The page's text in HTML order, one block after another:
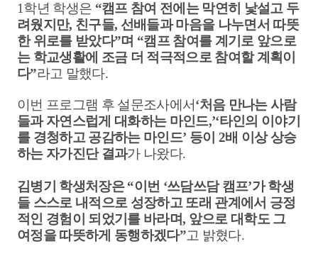
1학년 학생은 “캠프 참여 전에는 막연히 낯설고 두
려웠지만, 친구들, 선배들과 마음을 나누면서 따뜻
한 위로를 받았다”며 “캠프 참여를 계기로 앞으로
는 학교생활에 조금 더 적극적으로 참여할 계획이
다”라고 말했다.
이번 프로그램 후 설문조사에서‘처음 만나는 사람
들과 자연스럽게 대화하는 마인드,’‘타인의 이야기
를 경청하고 공감하는 마인드’ 등이 2배 이상 상승
하는 자가진단 결과가 나왔다.
김병기 학생처장은“이번 ‘쓰담쓰담 캠프’가 학생
들 스스로 내적으로 성장하고 또래 관계에서 긍정
적인 경험이 되었기를 바라며, 앞으로 대학도 그
여정을 따뜻하게 동행하겠다”고 밝혔다.